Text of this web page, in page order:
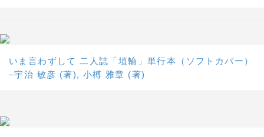
いま言わずして 二人誌「埴輪」単行本（ソフトカバー）
–宇治 敏彦 (著), 小榑 雅章 (著)